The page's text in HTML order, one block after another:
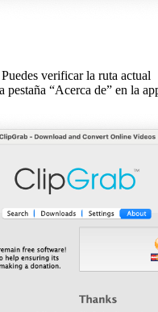
Puedes verificar la ruta actual
“Acerca de” en la